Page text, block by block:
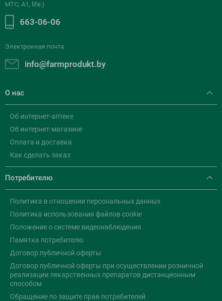
МТС, A1, life:)
663-06-06
Электронная почта
info@farmprodukt.by
О нас
Об интернет-аптеке
Об интернет-магазине
Оплата и доставка
Как сделать заказ
Потребителю
Политика в отношении персональных данных
Политика использования файлов cookie
Положение о системе видеонаблюдения
Памятка потребителю
Договор публичной оферты
Договор публичной оферты при осуществлении розничной
реализации лекарственных препаратов дистанционным
способом
Обращение по защите прав потребителей